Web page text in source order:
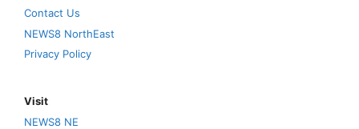
Contact Us
NEWS8 NorthEast
Privacy Policy
Visit
NEWS8 NE